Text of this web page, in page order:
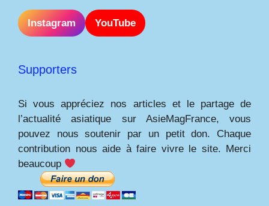
Instagram YouTube
Supporters
Si vous appréciez nos articles et le partage de
l’actualité asiatique sur AsieMagFrance, vous
pouvez nous soutenir par un petit don. Chaque
contribution nous aide à faire vivre le site. Merci
beaucoup